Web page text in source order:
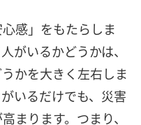
感」をもたらしま
がいるかどうかは、
かを大きく左右しま
いるだけでも、災害
まります。つまり、